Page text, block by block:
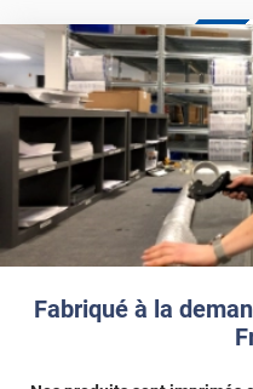
Fabriqué à la